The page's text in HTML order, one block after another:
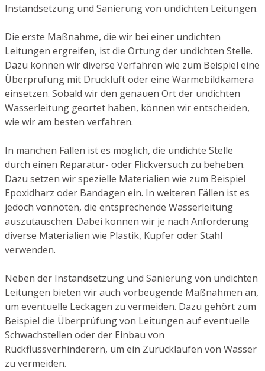
Instandsetzung und Sanierung von undichten Leitungen.
Die erste Maßnahme, die wir bei einer undichten
Leitungen ergreifen, ist die Ortung der undichten Stelle.
Dazu können wir diverse Verfahren wie zum Beispiel eine
Überprüfung mit Druckluft oder eine Wärmebildkamera
einsetzen. Sobald wir den genauen Ort der undichten
Wasserleitung geortet haben, können wir entscheiden,
wie wir am besten verfahren.
In manchen Fällen ist es möglich, die undichte Stelle
durch einen Reparatur- oder Flickversuch zu beheben.
Dazu setzen wir spezielle Materialien wie zum Beispiel
Epoxidharz oder Bandagen ein. In weiteren Fällen ist es
jedoch vonnöten, die entsprechende Wasserleitung
auszutauschen. Dabei können wir je nach Anforderung
diverse Materialien wie Plastik, Kupfer oder Stahl
verwenden.
Neben der Instandsetzung und Sanierung von undichten
Leitungen bieten wir auch vorbeugende Maßnahmen an,
um eventuelle Leckagen zu vermeiden. Dazu gehört zum
Beispiel die Überprüfung von Leitungen auf eventuelle
Schwachstellen oder der Einbau von
Rückflussverhinderern, um ein Zurücklaufen von Wasser
zu vermeiden.